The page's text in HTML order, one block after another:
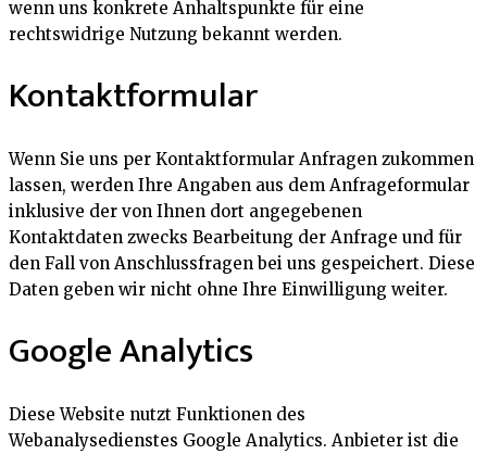
wenn uns konkrete Anhaltspunkte für eine
rechtswidrige Nutzung bekannt werden.
Kontaktformular
Wenn Sie uns per Kontaktformular Anfragen zukommen
lassen, werden Ihre Angaben aus dem Anfrageformular
inklusive der von Ihnen dort angegebenen
Kontaktdaten zwecks Bearbeitung der Anfrage und für
den Fall von Anschlussfragen bei uns gespeichert. Diese
Daten geben wir nicht ohne Ihre Einwilligung weiter.
Google Analytics
Diese Website nutzt Funktionen des
Webanalysedienstes Google Analytics. Anbieter ist die